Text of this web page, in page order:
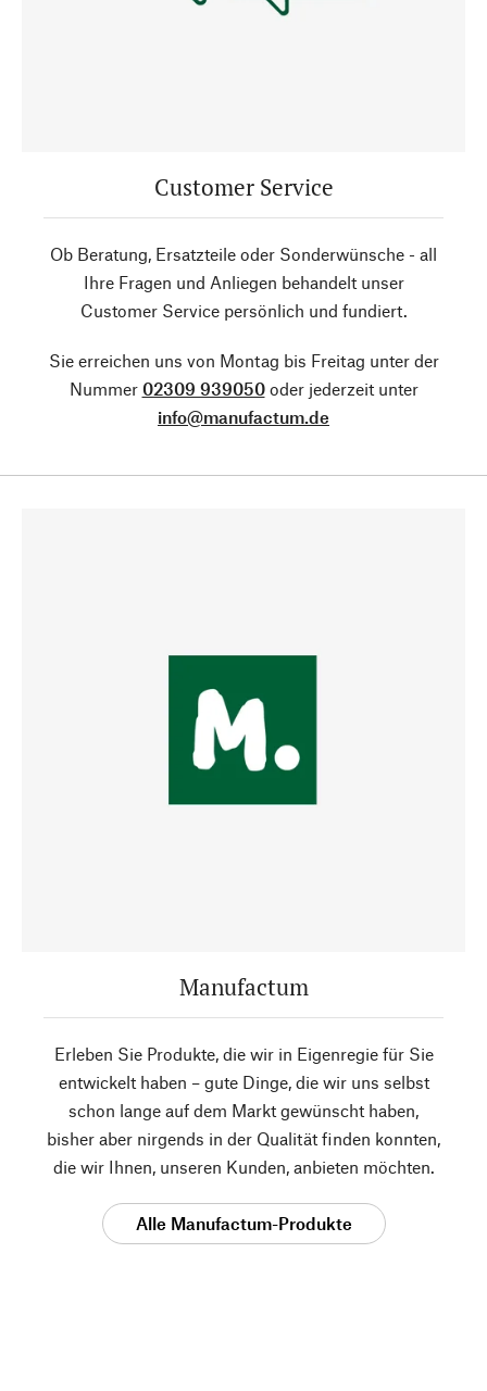
Customer Service
Ob Beratung, Ersatzteile oder Sonderwünsche - all
Ihre Fragen und Anliegen behandelt unser
Customer Service persönlich und fundiert.
Sie erreichen uns von Montag bis Freitag unter der
Nummer 02309 939050oder jederzeit unter
info@manufactum.de
Manufactum
Erleben Sie Produkte, die wir in Eigenregie für Sie
entwickelt haben – gute Dinge, die wir uns selbst
schon lange auf dem Markt gewünscht haben,
bisher aber nirgends in der Qualität finden konnten,
die wir Ihnen, unseren Kunden, anbieten möchten.
Alle Manufactum-Produkte